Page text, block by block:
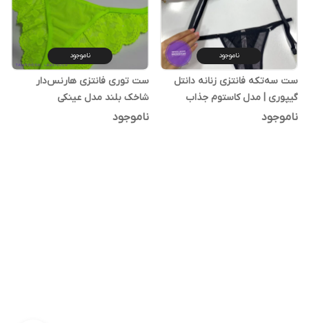
ناموجود
ست سه‌تکه فانتزی زنانه دانتل
گیپوری | مدل کاستوم جذاب
ناموجود
ناموجود
ست توری فانتزی هارنس‌دار
شاخک‌ بلند مدل عینکی
ناموجود